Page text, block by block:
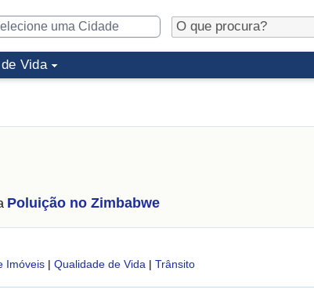
Vida
Poluição no Zimbabwe
Imóveis | Qualidade de Vida | Trânsito